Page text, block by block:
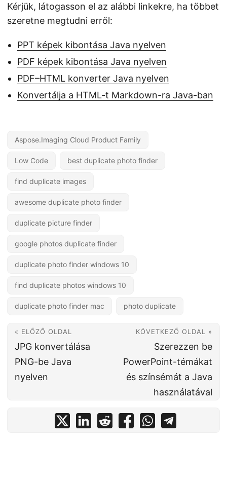
Kérjük, látogasson el az alábbi linkekre, ha többet
szeretne megtudni erről:
PPT képek kibontása Java nyelven
PDF képek kibontása Java nyelven
PDF–HTML konverter Java nyelven
Konvertálja a HTML-t Markdown-ra Java-ban
Aspose.Imaging Cloud Product Family
Low Code best duplicate photo finder
find duplicate images
awesome duplicate photo finder
duplicate picture finder
google photos duplicate finder
duplicate photo finder windows 10
find duplicate photos windows 10
duplicate photo finder mac photo duplicate
« ELŐZŐ OLDAL
JPG konvertálása
PNG-be Java
nyelven
KÖVETKEZŐ OLDAL »
Szerezzen be
PowerPoint-témákat
és színsémát a Java
használatával